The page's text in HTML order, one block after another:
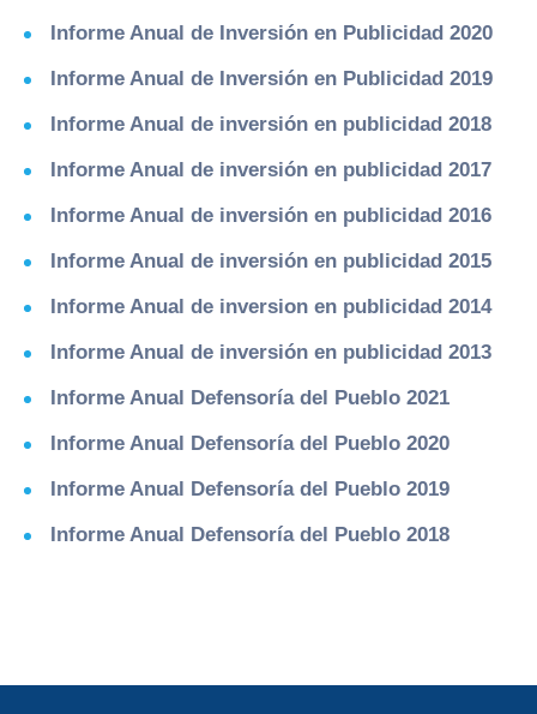
Informe Anual de Inversión en Publicidad 2020
Informe Anual de Inversión en Publicidad 2019
Informe Anual de inversión en publicidad 2018
Informe Anual de inversión en publicidad 2017
Informe Anual de inversión en publicidad 2016
Informe Anual de inversión en publicidad 2015
Informe Anual de inversion en publicidad 2014
Informe Anual de inversión en publicidad 2013
Informe Anual Defensoría del Pueblo 2021
Informe Anual Defensoría del Pueblo 2020
Informe Anual Defensoría del Pueblo 2019
Informe Anual Defensoría del Pueblo 2018